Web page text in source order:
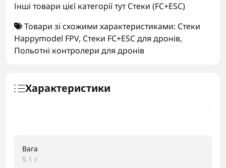
Інші товари цієї категорії тутСтеки (FC+ESC)
Товари зі схожими характеристиками: Стеки
Happymodel FPV, Стеки FC+ESC для дронів,
Польотні контролери для дронів
Характеристики
Вага
5.1 г